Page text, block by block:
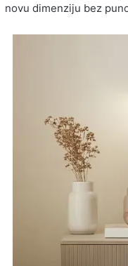
novu dimenziju bez